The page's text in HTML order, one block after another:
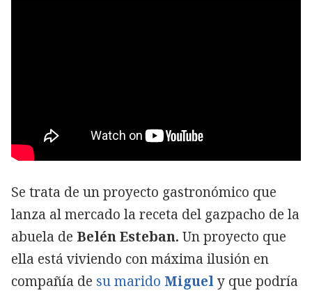
Se trata de un proyecto gastronómico que
lanza al mercado la receta del gazpacho de la
abuela de Belén Esteban. Un proyecto que
ella está viviendo con máxima ilusión en
compañía de su marido Miguel y que podría